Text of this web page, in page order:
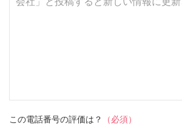
この電話番号の評価は？ （必須）